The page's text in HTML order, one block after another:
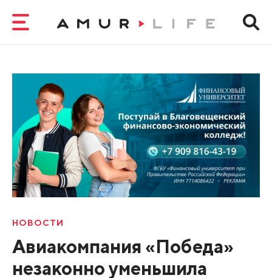
НОВОСТИ
Авиакомпания «Победа»
незаконно уменьшила